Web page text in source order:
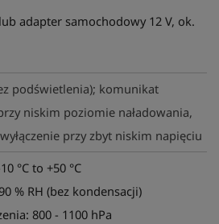
adapter samochodowy 12 V, ok.
podświetlenia); komunikat
niskim poziomie naładowania,
przy zbyt niskim napięciu
°C to +50 °C
% RH (bez kondensacji)
800 - 1100 hPa